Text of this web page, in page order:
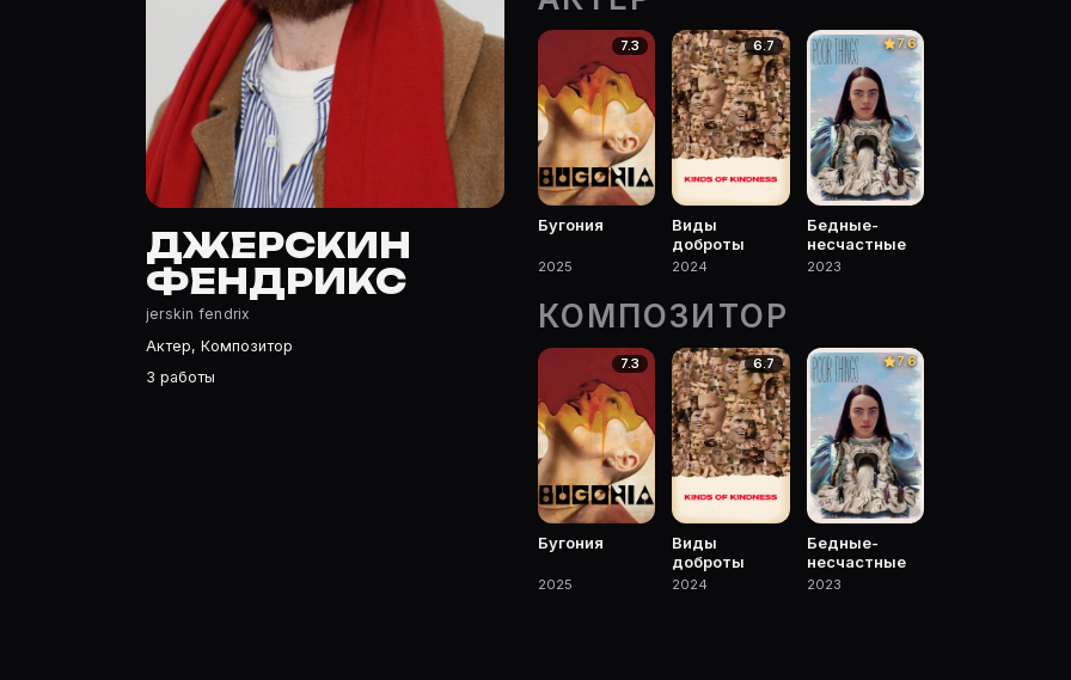
Полный список — на Movie Planner: https://movie-planner.ru/s/7158869. Фильмы, сериалы, роли и фото.
Кто такой(ая) Джерскин Фендрикс?
Джерскин Фендрикс — Актер, Композитор. Биография и роли на карточке Movie Planner.
Где открыть фильмографию Джерскин Фендрикс?
На Movie Planner: https://movie-planner.ru/s/7158869 — фильмы, сериалы, роли и фото.
ДЖЕРСКИН
ФЕНДРИКС
jerskin fendrix
Актер, Композитор
3 работы
7.3
Бугония
2025
6.7
Виды
доброты
2024
7.6
Бедные-
несчастные
2023
КОМПОЗИТОР
7.3
Бугония
2025
6.7
Виды
доброты
2024
7.6
Бедные-
несчастные
2023